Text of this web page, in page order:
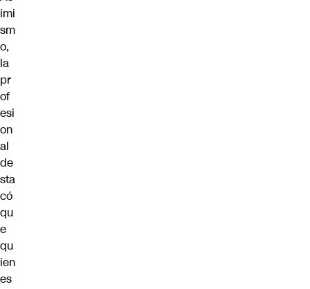
imi
sm
o,
la
pr
of
esi
on
al
de
sta
có
qu
e
qu
ien
es